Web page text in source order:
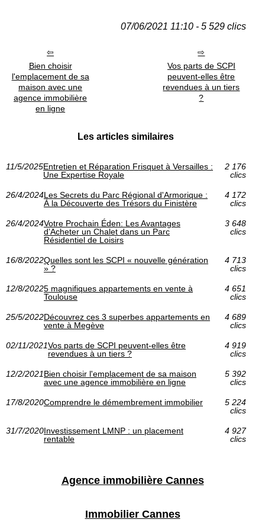
07/06/2021 11:10 - 5 529 clics
Bien choisir
l'emplacement de sa
maison avec une
agence immobilière
en ligne
Vos parts de SCPI
peuvent-elles être
revendues à un tiers
?
Les articles similaires
11/5/2025Entretien et Réparation Frisquet à Versailles :
Une Expertise Royale
2 176
clics
26/4/2024Les Secrets du Parc Régional d'Armorique :
À la Découverte des Trésors du Finistère
4 172
clics
26/4/2024Votre Prochain Éden: Les Avantages
d’Acheter un Chalet dans un Parc
Résidentiel de Loisirs
3 648
clics
16/8/2022Quelles sont les SCPI « nouvelle génération
» ?
4 713
clics
12/8/20225 magnifiques appartements en vente à
Toulouse
4 651
clics
25/5/2022Découvrez ces 3 superbes appartements en
vente à Megève
4 689
clics
02/11/2021Vos parts de SCPI peuvent-elles être
revendues à un tiers ?
4 919
clics
12/2/2021Bien choisir l'emplacement de sa maison
avec une agence immobilière en ligne
5 392
clics
17/8/2020Comprendre le démembrement immobilier
5 224
clics
31/7/2020Investissement LMNP : un placement
rentable
4 927
clics
Agence immobilière Cannes
Immobilier Cannes